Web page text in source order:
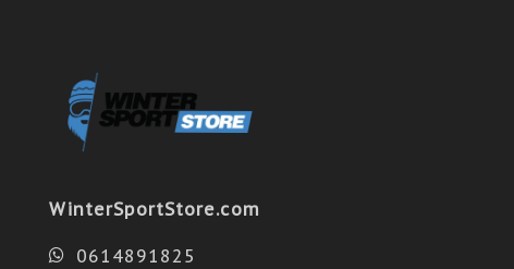
WinterSportStore.com
0614891825